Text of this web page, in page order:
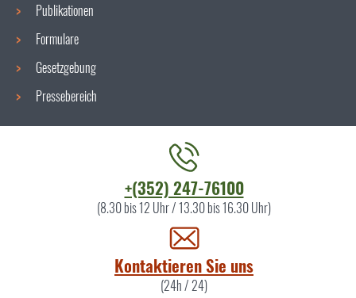
Publikationen
Formulare
Gesetzgebung
Pressebereich
+(352) 247-76100
(8.30 bis 12 Uhr / 13.30 bis 16.30 Uhr)
Kontaktieren Sie uns
(24h / 24)